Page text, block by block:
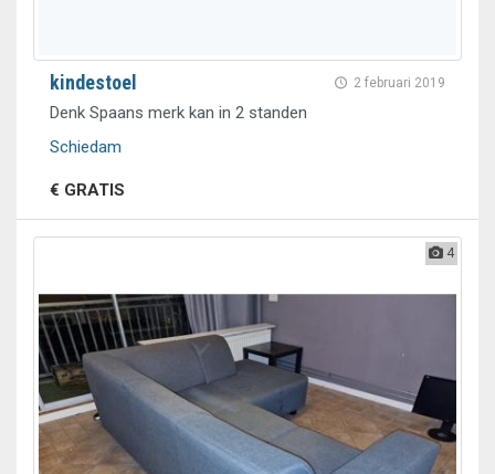
2 februari 2019
kindestoel
Denk Spaans merk kan in 2 standen
Schiedam
€ GRATIS
4